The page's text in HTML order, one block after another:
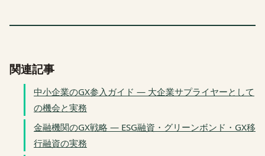
関連記事
中小企業のGX参入ガイド — 大企業サプライヤーとして
の機会と実務
金融機関のGX戦略 — ESG融資・グリーンボンド・GX移
行融資の実務